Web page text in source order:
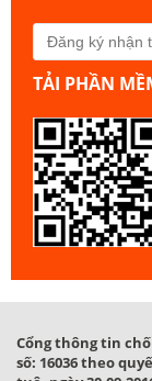
TẢI PHẦN
Cổng thông tin
số: 16036 theo